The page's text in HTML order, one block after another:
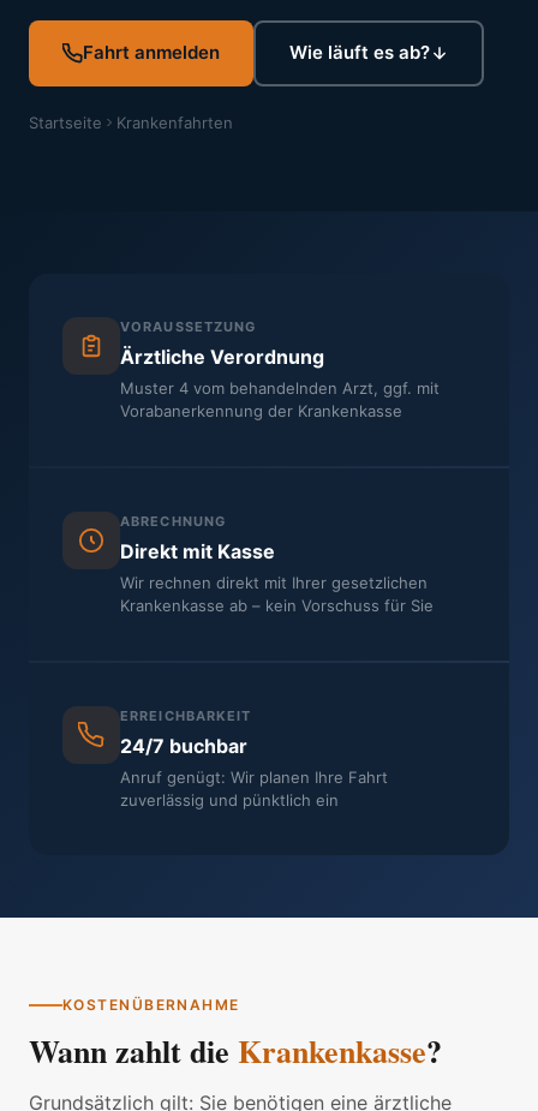
Fahrt anmelden Wie läuft es ab?
Startseite Krankenfahrten
VORAUSSETZUNG
Ärztliche Verordnung
Muster 4 vom behandelnden Arzt, ggf. mit
Vorabanerkennung der Krankenkasse
ABRECHNUNG
Direkt mit Kasse
Wir rechnen direkt mit Ihrer gesetzlichen
Krankenkasse ab – kein Vorschuss für Sie
ERREICHBARKEIT
24/7 buchbar
Anruf genügt: Wir planen Ihre Fahrt
zuverlässig und pünktlich ein
KOSTENÜBERNAHME
Wann zahlt die Krankenkasse?
Grundsätzlich gilt: Sie benötigen eine ärztliche